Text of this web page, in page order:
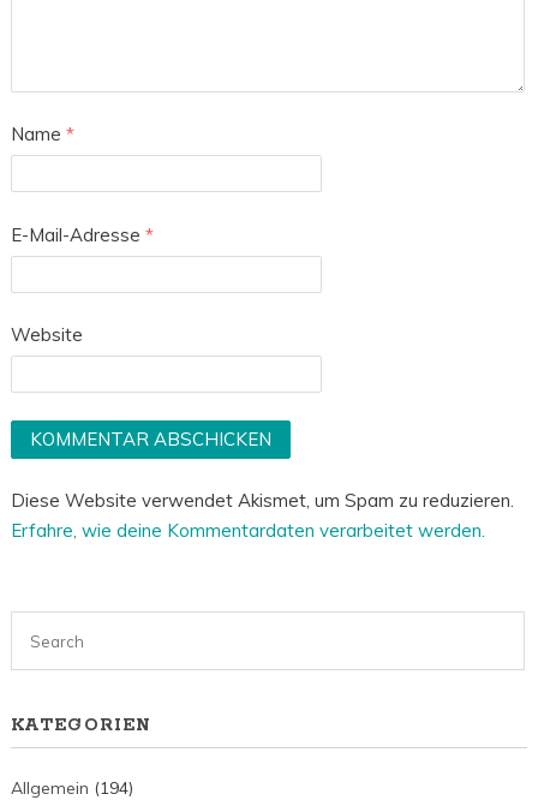
Name *
E-Mail-Adresse *
Website
Diese Website verwendet Akismet, um Spam zu reduzieren.
Erfahre, wie deine Kommentardaten verarbeitet werden.
KATEGORIEN
Allgemein (194)